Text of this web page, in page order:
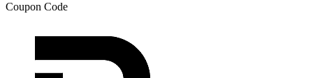
Coupon Code